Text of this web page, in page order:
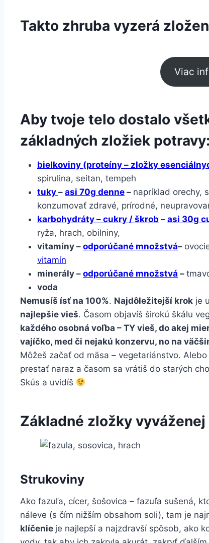
Takto zhruba vyzerá
Viac
Aby tvoje telo dostalo
základných zložiek potravy:
bielkoviny (proteíny – zložky
spirulina, seitan, tempeh
tuky – asi 70g denne – napríklad orechy,
konzumovať zdravé, prírodné,
karbohydráty – cukry / škrob – asi 30g
ryža, hrach, obilniny,
vitamíny – odporúčané množstvá–
vitamín
minerály – odporúčané množstvá –
voda
Nemusíš ísť na 100%. Najdôležitejší krok je
najlepšie vieš. Časom objavíš širokú škálu
každého osobná voľba – TY vieš, do akej
vajíčko, med či nejakú konzervu, no na
Môžeš začať od mäsa – vegetariánstvo.
prestať naraz a časom sa vrátiš do starých
Skús a uvidíš
Základné zložky
Strukoviny
Ako fazuľa, cícer, šošovica – fazuľa sušená,
náleve (s čím nižším obsahom soli), tam je
klíčenie je najlepší a najzdravší spôsob, ako